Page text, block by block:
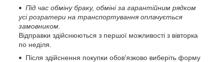
Під час обміну браку, обміні за гарантійним рядком
усі розратери на транспортування оплачується
замовником.
Відправки здійснюються з першої можливості з вівторка
по неділя.
Після здійснення покупки обов'язково виберіть форму